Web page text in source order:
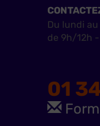
Du lundi
de 9h/12h
01